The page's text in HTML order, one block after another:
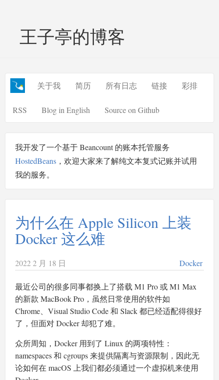
王子亭的博客
关于我 简历 所有日志 链接 彩排
RSS Blog in English Source on Github
我开发了一个基于 Beancount 的账本托管服务
HostedBeans ，欢迎大家来了解纯文本复式记账并试用
我的服务。
为什么在 Apple Silicon 上装
Docker 这么难
2022 2 月 18 日 Docker
最近公司的很多同事都换上了搭载 M1 Pro 或 M1 Max
的新款 MacBook Pro，虽然日常使用的软件如
Chrome、Visual Studio Code 和 Slack 都已经适配得很好
了，但面对 Docker 却犯了难。
众所周知，Docker 用到了 Linux 的两项特性：
namespaces 和 cgroups 来提供隔离与资源限制，因此无
论如何在 macOS 上我们都必须通过一个虚拟机来使用